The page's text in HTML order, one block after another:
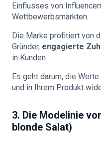
Einflusses von
Wettbewerbsmärkten.
Die Marke profitiert von
Gründer, engagierte
in Kunden.
Es geht darum, die
und in Ihrem Produkt
3. Die Modelinie
blonde Salat)